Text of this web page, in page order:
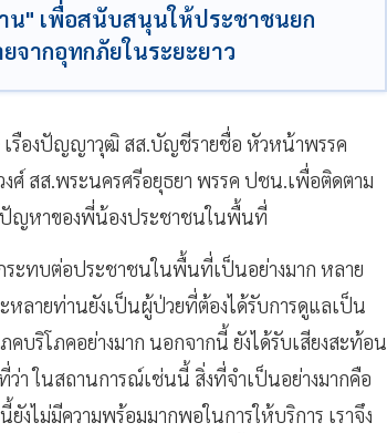
น" เพื่อสนับสนุนให้ประชาชนยก
จากอุทกภัยในระยะยาว
เรืองปัญญาวุฒิ สส.บัญชีรายชื่อ หัวหน้าพรรค
ศ์ สส.พระนครศรีอยุธยา พรรค ปชน.เพื่อติดตาม
ปัญหาของพี่น้องประชาชนในพื้นที่
ะทบต่อประชาชนในพื้นที่เป็นอย่างมาก หลาย
หลายท่านยังเป็นผู้ป่วยที่ต้องได้รับการดูแลเป็น
บริโภคอย่างมาก นอกจากนี้ ยังได้รับเสียงสะท้อน
า ในสถานการณ์เช่นนี้ สิ่งที่จำเป็นอย่างมากคือ
ม่มีความพร้อมมากพอในการให้บริการ เราจึง